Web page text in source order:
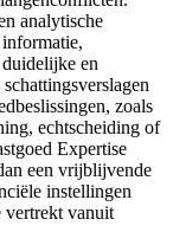
analytische
en
zoals
echtscheiding of
Expertise
een vrijblijvende
instellingen
vertrekt vanuit